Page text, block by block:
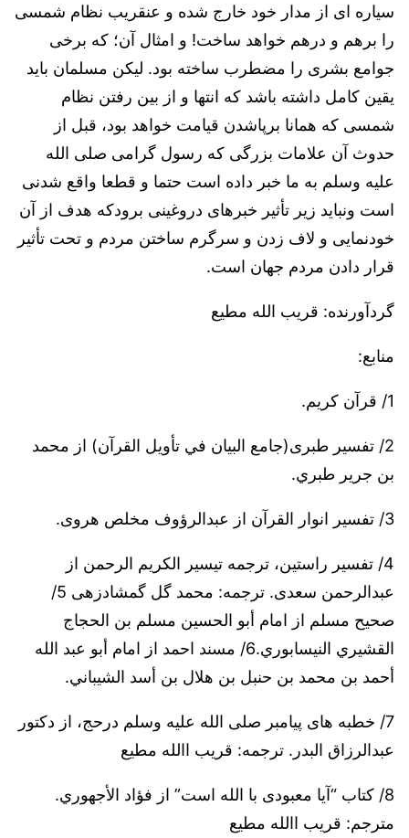
سیاره ای از مدار خود خارج شده و عنقریب نظام شمسی
را برهم و درهم خواهد ساخت! و امثال آن؛ که برخی
جوامع بشری را مضطرب ساخته بود. لیکن مسلمان باید
یقین کامل داشته باشد که انتها و از بین رفتن نظام
شمسی که همانا برپاشدن قیامت خواهد بود، قبل از
حدوث آن علامات بزرگی که رسول گرامی صلی الله
علیه وسلم به ما خبر داده است حتما و قطعا واقع شدنی
است ونباید زیر تأثیر خبرهای دروغینی برودکه هدف از آن
خودنمایی و لاف زدن و سرگرم ساختن مردم و تحت تأثیر
قرار دادن مردم جهان است.
گردآورنده: قریب الله مطیع
منابع:
1/ قرآن کریم.
2/ تفسیر طبری(جامع البيان في تأويل القرآن) از محمد
بن جرير طبري.
3/ تفسیر انوار القرآن از عبدالرؤوف مخلص هروی.
4/ تفسیر راستین، ترجمه تیسیر الکریم الرحمن از
عبدالرحمن سعدی. ترجمه: محمد گل گمشادزهی 5/
صحیح مسلم از امام أبو الحسين مسلم بن الحجاج
القشيري النيسابوري.6/ مسند احمد از امام أبو عبد الله
أحمد بن محمد بن حنبل بن هلال بن أسد الشيباني.
7/ خطبه های پیامبر صلی الله علیه وسلم درحج، از دکتور
عبدالرزاق البدر. ترجمه: قريب االله مطيع
8/ کتاب “آیا معبودی با الله است” از فؤاد الأجهوري.
مترجم: قريب االله مطيع